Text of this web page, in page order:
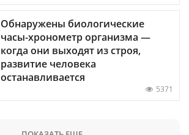
Обнаружены биологические
часы-хронометр организма —
когда они выходят из строя,
развитие человека
останавливается
5371